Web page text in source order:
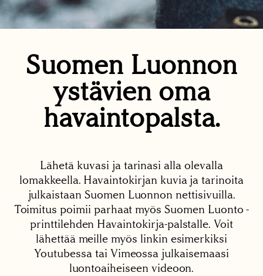
Suomen Luonnon
ystävien oma
havaintopalsta.
Lähetä kuvasi ja tarinasi alla olevalla
lomakkeella. Havaintokirjan kuvia ja tarinoita
julkaistaan Suomen Luonnon nettisivuilla.
Toimitus poimii parhaat myös Suomen Luonto -
printtilehden Havaintokirja-palstalle. Voit
lähettää meille myös linkin esimerkiksi
Youtubessa tai Vimeossa julkaisemaasi
luontoaiheiseen videoon.